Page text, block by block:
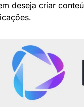
deseja criar